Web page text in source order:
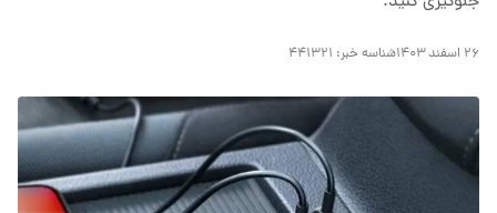
۲۶ اسفند ۱۴۰۳ شناسه خبر: ۴۴۱۳۲۱